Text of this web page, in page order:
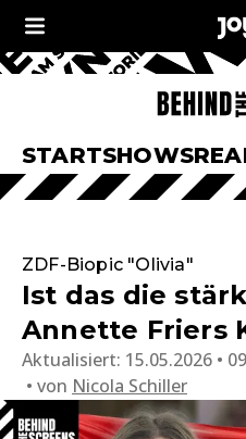
STARTSHOWS
ZDF-Biopic "Olivia"
Ist das die
Annette Friers
Aktualisiert: 15.05.2026 •
von Nicola Schiller